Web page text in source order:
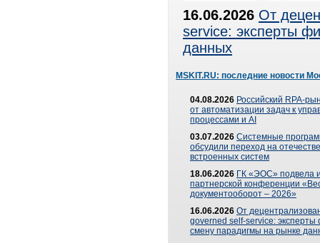
16.06.2026 От
service: эксперты
данных
MSKIT.RU: последние новости
04.08.2026 Российский RPA-
от автоматизации задач к
процессами и AI
03.07.2026 Системные
обсудили переход на
встроенных систем
18.06.2026 ГК «ЭОС» подвела
партнерской конференции
документооборот – 2026»
16.06.2026 От
governed self-service: эксперты
смену парадигмы на рынке